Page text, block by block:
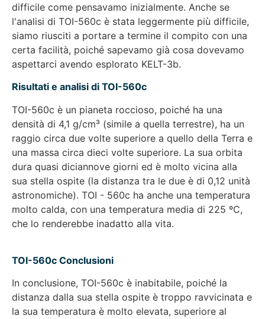
difficile come pensavamo inizialmente. Anche se
l'analisi di TOI-560c è stata leggermente più difficile,
siamo riusciti a portare a termine il compito con una
certa facilità, poiché sapevamo già cosa dovevamo
aspettarci avendo esplorato KELT-3b.
Risultati e analisi di TOI-560c
TOI-560c è un pianeta roccioso, poiché ha una
densità di 4,1 g/cm³ (simile a quella terrestre), ha un
raggio circa due volte superiore a quello della Terra e
una massa circa dieci volte superiore. La sua orbita
dura quasi diciannove giorni ed è molto vicina alla
sua stella ospite (la distanza tra le due è di 0,12 unità
astronomiche). TOI - 560c ha anche una temperatura
molto calda, con una temperatura media di 225 ºC,
che lo renderebbe inadatto alla vita.
TOI-560c Conclusioni
In conclusione, TOI-560c è inabitabile, poiché la
distanza dalla sua stella ospite è troppo ravvicinata e
la sua temperatura è molto elevata, superiore al